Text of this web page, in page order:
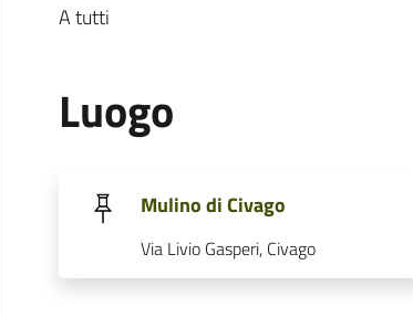
A tutti
Luogo
Mulino di Civago
Via Livio Gasperi, Civago